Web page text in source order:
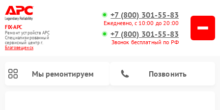
FIX-APC
Ремонт устройств APC
Специализированный
cервисный центр г.
Благовещенск
+7 (800) 301-55-83
Ежедневно, с 10:00 до 20:00
+7 (800) 301-55-83
Звонок бесплатный по РФ
Мы ремонтируем Позвонить